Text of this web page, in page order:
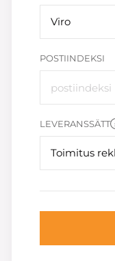
Viro
POSTIINDEKSI
LEVERANSSÄTT
Toimitus